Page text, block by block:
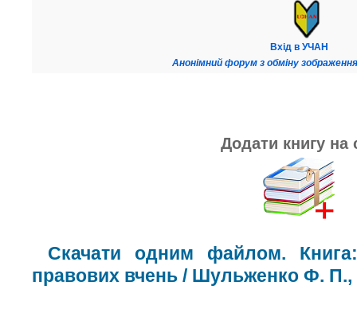
Вхід в УЧАН
Анонімний форум з обміну
Додати книгу на
Скачати одним файлом. Книга:
правових вчень / Шульженко Ф. П.,